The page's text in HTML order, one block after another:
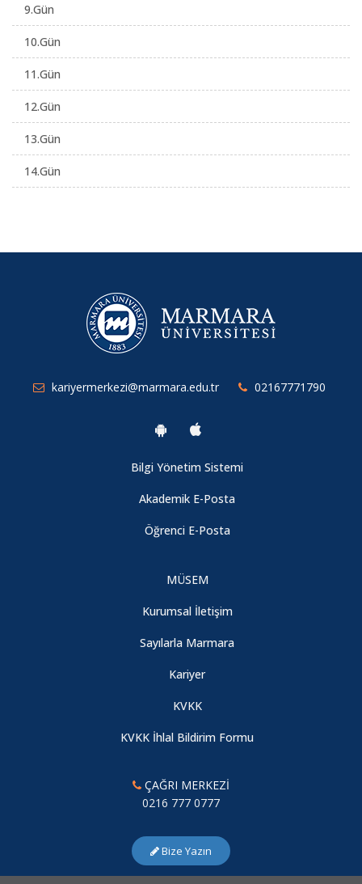
9.Gün
10.Gün
11.Gün
12.Gün
13.Gün
14.Gün
kariyermerkezi@marmara.edu.tr 02167771790
Bilgi Yönetim Sistemi
Akademik E-Posta
Öğrenci E-Posta
MÜSEM
Kurumsal İletişim
Sayılarla Marmara
Kariyer
KVKK
KVKK İhlal Bildirim Formu
ÇAĞRI MERKEZİ
0216 777 0777
Bize Yazın